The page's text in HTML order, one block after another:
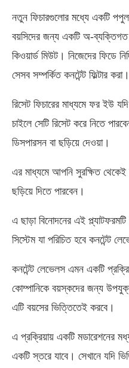
নতুন ফিচারগুলোর মধ্যে একটি
বয়সিদের জন্য একটি অ-
কিওয়ার্ড মিউট। নিজেদের ফিডে
সেসব সম্পর্কিত কনটেন্ট ফিল্টার করা।
রিসেট ফিচারের মাধ্যমে ফর ইউ
চাইলে সেটি রিসেট করে নিতে
ডিসপারসন বা ছড়িয়ে দেওয়া।
এর মাধ্যমে আপনি সুরক্ষিত থেকেই
ছড়িয়ে দিতে পারবেন।
এ ছাড়া বিনোদনের এই প্ল্যাটফরমটি
সিস্টেম যা পরিচিত হবে কনটেন্ট
কনটেন্ট লেভেলস এমন একটি
কোম্পানিকে বয়স্কদের জন্য
এটি বয়সের ভিত্তিতেই করবে।
এ প্রক্রিয়ায় একটি মডারেশনের
একটি স্তরে যাবে। সেখানে যদি